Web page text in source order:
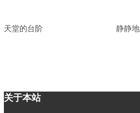
天堂的台阶 静静
关于本站